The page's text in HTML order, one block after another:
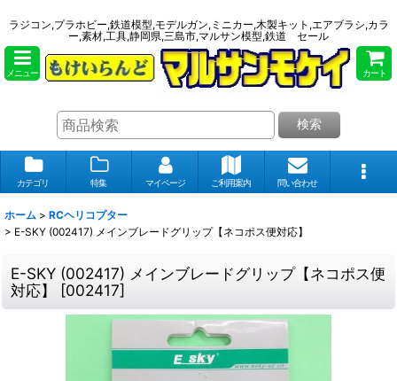
ラジコン,プラホビー,鉄道模型,モデルガン,ミニカー,木製キット,エアブラシ,カラ
ー,素材,工具,静岡県,三島市,マルサン模型,鉄道 セール
メニュー カート
検索
カテゴリ 特集 マイページ ご利用案内 問い合わせ
ホーム > RCヘリコプター
> E-SKY (002417) メインブレードグリップ【ネコポス便対応】
E-SKY (002417) メインブレードグリップ【ネコポス便
対応】 [002417]